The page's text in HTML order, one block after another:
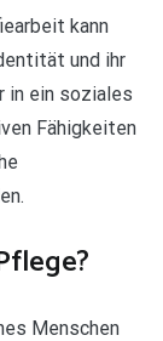
kann
und ihr
in ein soziales
Fähigkeiten
Menschen